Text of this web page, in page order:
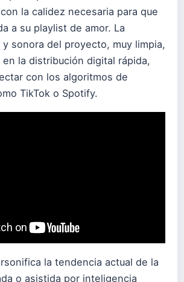
la calidez necesaria para que
a su playlist de amor. La
sonora del proyecto, muy limpia,
la distribución digital rápida,
con los algoritmos de
TikTok o Spotify.
la tendencia actual de la
o asistida por inteligencia